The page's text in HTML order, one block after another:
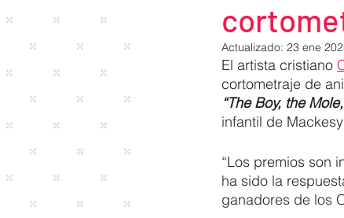
Actualizado: 23 ene
El artista cristiano
cortometraje de
“The Boy, the
infantil de
“Los premios son
ha sido la
ganadores de los